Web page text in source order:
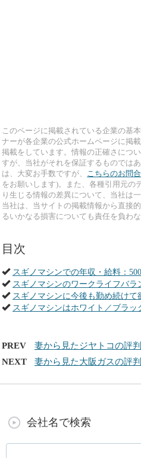
このページに掲載されている企業の基
ナーが各企業の公式ホームページに掲
掲載をしています。情報の正確さにつ
すが、当社がそれを保証するものでは
は、大変お手数ですが、 こちらのお問
をお願いします)。また、各種引用元の
り生じる情報の差異について、当社は
当社は、当サイトの掲載情報から直接
るいかなる損害についても責任を負わな
目次
スギノマシンでの年収・給料：
スギノマシンのワークライフバラ
スギノマシンに今後も勤め続けて
スギノマシンはホワイト／ブラッ
PREV
妻から見たジヤトコの評
NEXT
妻から見た大阪ガスの評
会社名で検索